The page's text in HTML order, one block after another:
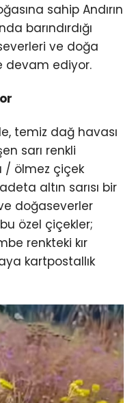
sahip Andırın
barındırdığı
ve doğa
devam ediyor.
temiz dağ havası
sarı renkli
/ ölmez çiçek
altın sarısı bir
doğaseverler
özel çiçekler;
renkteki kır
kartpostallık